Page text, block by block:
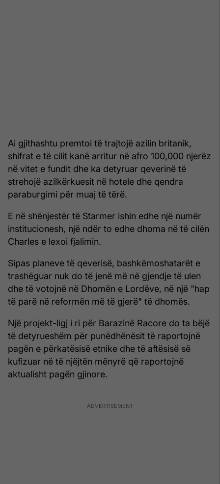
Ai gjithashtu premtoi të trajtojë azilin britanik,
shifrat e të cilit kanë arritur në afro 100,000 njerëz
në vitet e fundit dhe ka detyruar qeverinë të
strehojë azilkërkuesit në hotele dhe qendra
paraburgimi për muaj të tërë.
E në shënjestër të Starmer ishin edhe një numër
institucionesh, një ndër to edhe dhoma në të cilën
Charles e lexoi fjalimin.
Sipas planeve të qeverisë, bashkëmoshatarët e
trashëguar nuk do të jenë më në gjendje të ulen
dhe të votojnë në Dhomën e Lordëve, në një "hap
të parë në reformën më të gjerë" të dhomës.
Një projekt-ligj i ri për Barazinë Racore do ta bëjë
të detyrueshëm për punëdhënësit të raportojnë
pagën e përkatësisë etnike dhe të aftësisë së
kufizuar në të njëjtën mënyrë që raportojnë
aktualisht pagën gjinore.